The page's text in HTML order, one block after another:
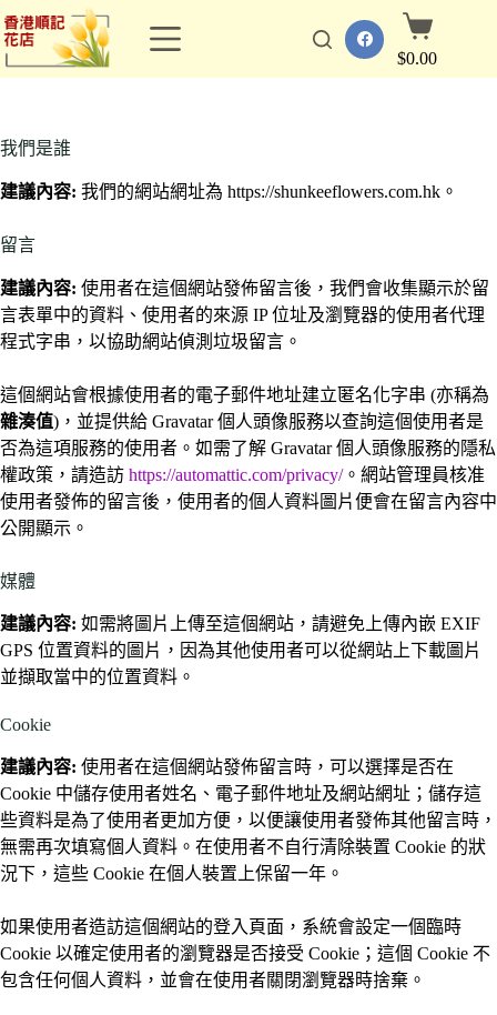
跳
至
主
容
購
物
車
$0.00
我們是誰
建議內容: 我們的網站網址為 https://shunkeeflowers.com.hk。
留言
建議內容: 使用者在這個網站發佈留言後，我們會收集顯示於留
言表單中的資料、使用者的來源 IP 位址及瀏覽器的使用者代理
程式字串，以協助網站偵測垃圾留言。
這個網站會根據使用者的電子郵件地址建立匿名化字串 (亦稱為
雜湊值)，並提供給 Gravatar 個人頭像服務以查詢這個使用者是
否為這項服務的使用者。如需了解 Gravatar 個人頭像服務的隱私
權政策，請造訪 https://automattic.com/privacy/。網站管理員核准
使用者發佈的留言後，使用者的個人資料圖片便會在留言內容中
公開顯示。
媒體
建議內容: 如需將圖片上傳至這個網站，請避免上傳內嵌 EXIF
GPS 位置資料的圖片，因為其他使用者可以從網站上下載圖片
並擷取當中的位置資料。
Cookie
建議內容: 使用者在這個網站發佈留言時，可以選擇是否在
Cookie 中儲存使用者姓名、電子郵件地址及網站網址；儲存這
些資料是為了使用者更加方便，以便讓使用者發佈其他留言時，
無需再次填寫個人資料。在使用者不自行清除裝置 Cookie 的狀
況下，這些 Cookie 在個人裝置上保留一年。
如果使用者造訪這個網站的登入頁面，系統會設定一個臨時
Cookie 以確定使用者的瀏覽器是否接受 Cookie；這個 Cookie 不
包含任何個人資料，並會在使用者關閉瀏覽器時捨棄。